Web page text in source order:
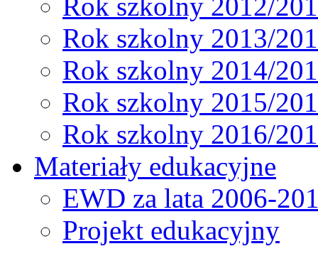
Rok szkolny 2012/
Rok szkolny 2013/
Rok szkolny 2014/
Rok szkolny 2015/
Rok szkolny 2016/
Materiały edukacyjne
EWD za lata 2006-
Projekt edukacyjny